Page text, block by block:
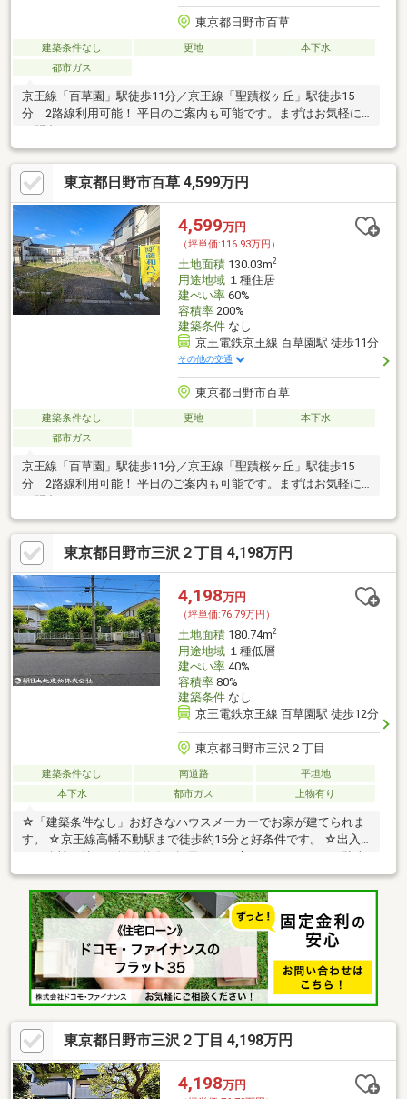
東京都日野市百草
建築条件なし 更地
本下水
都市ガス
京王線「百草園」駅徒歩11分／京王線「聖蹟桜ヶ丘」駅徒歩15
分 2路線利用可能！ 平日のご案内も可能です。まずはお気軽に
東京都日野市百草 4,599万円
4,599万円
（坪単価:116.93万円）
土地面積130.03m2
用途地域１種住居
建ぺい率60%
容積率200%
建築条件なし
京王電鉄京王線 百草園駅 徒歩11分
その他の交通
東京都日野市百草
建築条件なし 更地
本下水
都市ガス
京王線「百草園」駅徒歩11分／京王線「聖蹟桜ヶ丘」駅徒歩15
分 2路線利用可能！ 平日のご案内も可能です。まずはお気軽に
東京都日野市三沢２丁目 4,198万円
4,198万円
（坪単価:76.79万円）
土地面積180.74m2
用途地域１種低層
建ぺい率40%
容積率80%
建築条件なし
京王電鉄京王線 百草園駅 徒歩12分
東京都日野市三沢２丁目
建築条件なし 南道路
平坦地
本下水
都市ガス 上物有り
☆「建築条件なし」お好きなハウスメーカーでお家が建てられま
す。 ☆京王線高幡不動駅まで徒歩約15分と好条件です。 ☆出入
りに余裕を持てる前面道路で幅員8.4mと広々としているので駐車
もラクラク。
東京都日野市三沢２丁目 4,198万円
4,198万円